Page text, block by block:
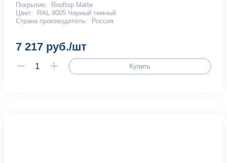
Покрытие:
Rooftop Matte
Цвет:
RAL 9005 Черный темный
Страна производитель:
Россия
7 217 руб./шт
Купить